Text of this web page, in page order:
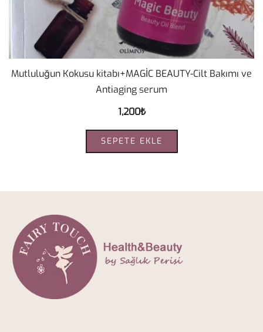
Mutluluğun Kokusu kitabı+MAGİC BEAUTY-Cilt Bakımı ve
Antiaging serum
1,200₺
SEPETE EKLE